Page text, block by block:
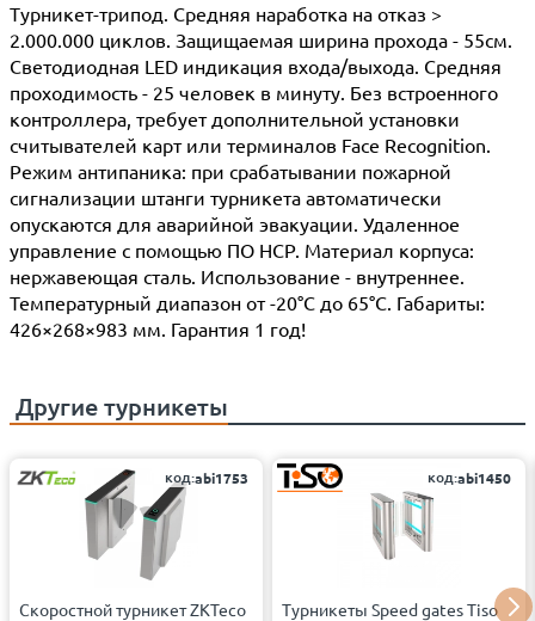
Турникет-трипод. Средняя наработка на отказ >
2.000.000 циклов. Защищаемая ширина прохода - 55см.
Светодиодная LED индикация входа/выхода. Средняя
проходимость - 25 человек в минуту. Без встроенного
контроллера, требует дополнительной установки
считывателей карт или терминалов Face Recognition.
Режим антипаника: при срабатывании пожарной
сигнализации штанги турникета автоматически
опускаются для аварийной эвакуации. Удаленное
управление с помощью ПО HCP. Материал корпуса:
нержавеющая сталь. Использование - внутреннее.
Температурный диапазон от -20°C до 65°C. Габариты:
426×268×983 мм. Гарантия 1 год!
Другиетурникеты
код:abi1753
Скоростной турникет ZKTeco
код:abi1450
Турникеты Speed gates Tiso